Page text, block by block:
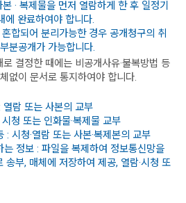
· 복제물을 먼저 열람하게 한 후 일정기
에 완료하여야 합니다.
합되어 분리가능한 경우 공개청구의 취
분공개가 가능합니다.
결정한 때에는 비공개사유·불복방법 등
없이 문서로 통지하여야 합니다.
열람 또는 사본의 교부
청 또는 인화물·복제물 교부
: 시청·열람 또는 사본·복제본의 교부
는 정보 : 파일을 복제하여 정보통신망을
송부, 매체에 저장하여 제공, 열람·시청 또